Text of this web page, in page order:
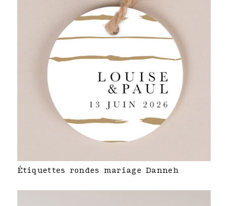
Étiquettes rondes mariage Danneh